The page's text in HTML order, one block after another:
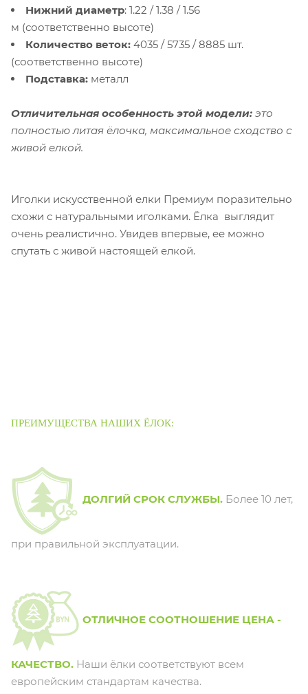
Нижний диаметр: 1.22 / 1.38 / 1.56
м (соответственно высоте)
Количество веток: 4035 / 5735 / 8885 шт.
(соответственно высоте)
Подставка: металл
Отличительная особенность этой модели: это
полностью литая ёлочка, максимальное сходство с
живой елкой.
Иголки искусственной елки Премиум поразительно
схожи с натуральными иголками. Ёлка выглядит
очень реалистично. Увидев впервые, ее можно
спутать с живой настоящей елкой.
ПРЕИМУЩЕСТВА НАШИХ ЁЛОК:
ДОЛГИЙ СРОК СЛУЖБЫ. Более 10 лет,
при правильной эксплуатации.
ОТЛИЧНОЕ СООТНОШЕНИЕ ЦЕНА -
КАЧЕСТВО. Наши ёлки соответствуют всем
европейским стандартам качества.